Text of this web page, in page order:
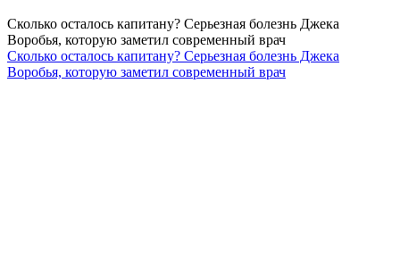
Сколько осталось капитану? Серьезная болезнь Джека
Воробья, которую заметил современный врач
Сколько осталось капитану? Серьезная болезнь Джека
Воробья, которую заметил современный врач